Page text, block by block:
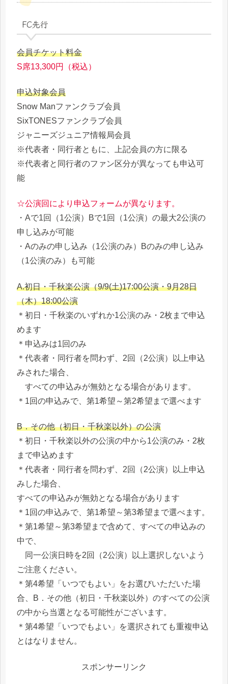
FC先行
会員チケット料金
S席13,300円（税込）
申込対象会員
Snow Manファンクラブ会員
SixTONESファンクラブ会員
ジャニーズジュニア情報局会員
※代表者・同行者ともに、上記会員の方に限る
※代表者と同行者のファン区分が異なっても申込可
能
☆公演回により申込フォームが異なります。
・Aで1回（1公演）Bで1回（1公演）の最大2公演の
申し込みが可能
・Aのみの申し込み（1公演のみ）Bのみの申し込み
（1公演のみ）も可能
A.初日・千秋楽公演（9/9(土)17:00公演・9月28日
（木）18:00公演
＊初日・千秋楽のいずれか1公演のみ・2枚まで申込
めます
＊申込みは1回のみ
＊代表者・同行者を問わず、2回（2公演）以上申込
みされた場合、
すべての申込みが無効となる場合があります。
＊1回の申込みで、第1希望～第2希望まで選べます
B．その他（初日・千秋楽以外）の公演
＊初日・千秋楽以外の公演の中から1公演のみ・2枚
まで申込めます
＊代表者・同行者を問わず、2回（2公演）以上申込
みした場合、
すべての申込みが無効となる場合があります
＊1回の申込みで、第1希望～第3希望まで選べます。
＊第1希望～第3希望まで含めて、すべての申込みの
中で、
同一公演日時を2回（2公演）以上選択しないよう
ご注意ください。
＊第4希望「いつでもよい」をお選びいただいた場
合、B．その他（初日・千秋楽以外）のすべての公演
の中から当選となる可能性がございます。
＊第4希望「いつでもよい」を選択されても重複申込
とはなりません。
スポンサーリンク